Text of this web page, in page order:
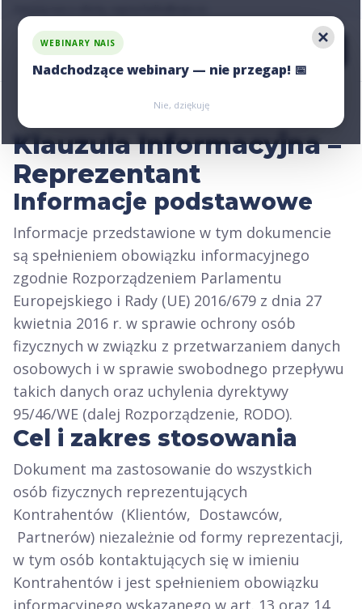
Klauzula Informacyjna –
Reprezentant
Informacje podstawowe
Informacje przedstawione w tym dokumencie
są spełnieniem obowiązku informacyjnego
zgodnie Rozporządzeniem Parlamentu
Europejskiego i Rady (UE) 2016/679 z dnia 27
kwietnia 2016 r. w sprawie ochrony osób
fizycznych w związku z przetwarzaniem danych
osobowych i w sprawie swobodnego przepływu
takich danych oraz uchylenia dyrektywy
95/46/WE (dalej Rozporządzenie, RODO).
Cel i zakres stosowania
Dokument ma zastosowanie do wszystkich
osób fizycznych reprezentujących
Kontrahentów (Klientów, Dostawców,
Partnerów) niezależnie od formy reprezentacji,
w tym osób kontaktujących się w imieniu
Kontrahentów i jest spełnieniem obowiązku
informacyjnego wskazanego w art. 13 oraz 14
WEBINARY NAIS
Nadchodzące webinary — nie przegap! 📅
Zarejestruj się
Zarejestruj się
Nie, dziękuję